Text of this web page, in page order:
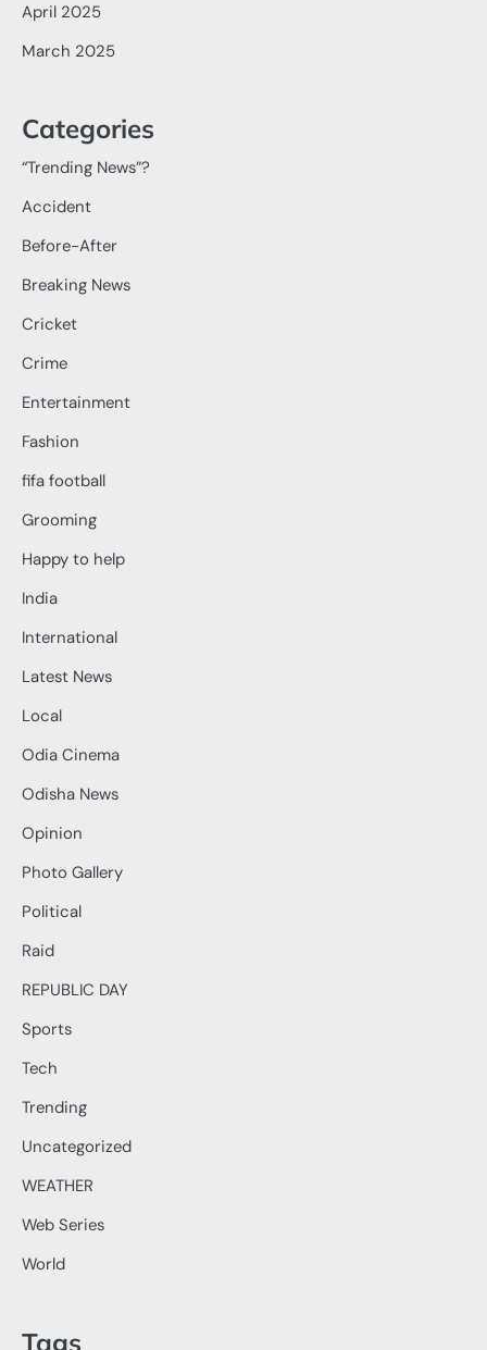
April 2025
March 2025
Categories
“Trending News”?
Accident
Before-After
Breaking News
Cricket
Crime
Entertainment
Fashion
fifa football
Grooming
Happy to help
India
International
Latest News
Local
Odia Cinema
Odisha News
Opinion
Photo Gallery
Political
Raid
REPUBLIC DAY
Sports
Tech
Trending
Uncategorized
WEATHER
Web Series
World
Tags